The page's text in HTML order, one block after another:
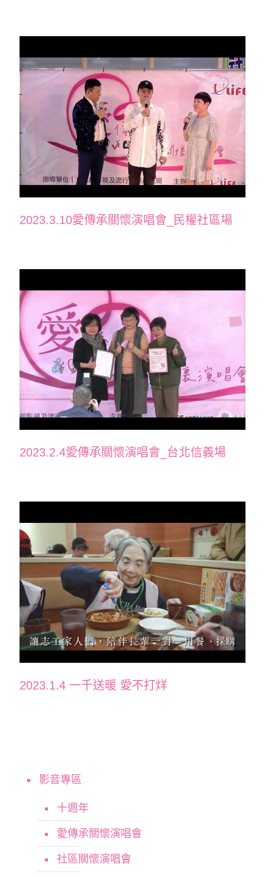
2023.3.10愛傳承關懷演唱會_民權社區場
2023.2.4愛傳承關懷演唱會_台北信義場
2023.1.4 一千送暖 愛不打烊
影音專區
十週年
愛傳承關懷演唱會
社區關懷演唱會